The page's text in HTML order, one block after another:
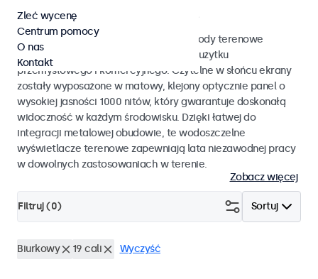
Terenowe monitory dotykowe
Poznaj nasze odporne na działanie pogody terenowe
monitory dotykowe przystosowane do użytku
przemysłowego i komercyjnego. Czytelne w słońcu ekrany
zostały wyposażone w matowy, klejony optycznie panel o
wysokiej jasności 1000 nitów, który gwarantuje doskonałą
widoczność w każdym środowisku. Dzięki łatwej do
integracji metalowej obudowie, te wodoszczelne
wyświetlacze terenowe zapewniają lata niezawodnej pracy
w dowolnych zastosowaniach w terenie.
Zobacz więcej
Sortuj
Filtruj (0)
Biurkowy 19 cali Wyczyść
Zleć wycenę
Centrum pomocy
O nas
Kontakt